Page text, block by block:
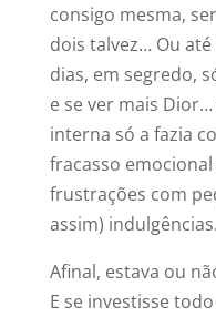
consigo mesma,
dois talvez… Ou
dias, em segredo,
e se ver mais
interna só a fazia
fracasso
frustrações com
assim) indulgências.
Afinal, estava ou
E se investisse